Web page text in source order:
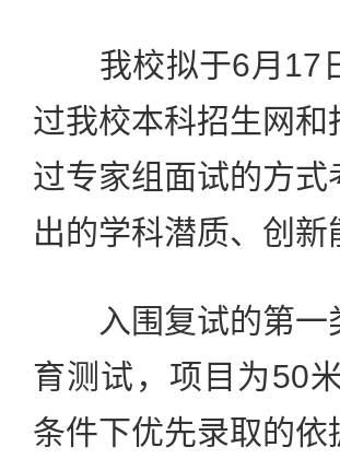
我校拟于6月17日
过我校本科招生网
过专家组面试的方
出的学科潜质、创
入围复试的第一
育测试，项目为50
条件下优先录取的